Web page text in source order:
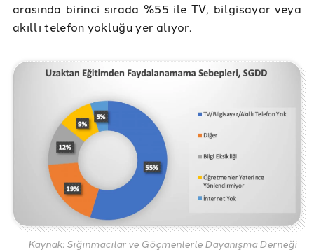
arasında birinci sırada %55 ile TV, bilgisayar veya
akıllı telefon yokluğu yer alıyor.
Kaynak: Sığınmacılar ve Göçmenlerle Dayanışma Derneği